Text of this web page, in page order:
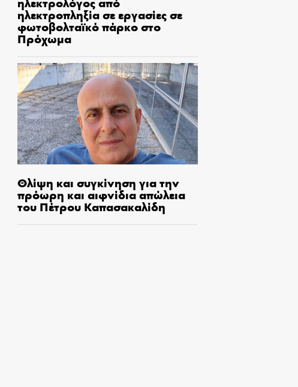
ηλεκτροπληξία σε εργασίες σε
φωτοβολταϊκό πάρκο στο
Πρόχωμα
Θλίψη και συγκίνηση για την
πρόωρη και αιφνίδια απώλεια
του Πέτρου Καπασακαλίδη